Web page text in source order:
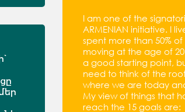
I am one of the
ARMENIAN initiative. I
spent more than 50% of
moving at the age of
a good starting point,
need to think of the
where we are today
My view of things that
reach the 15 goals are: